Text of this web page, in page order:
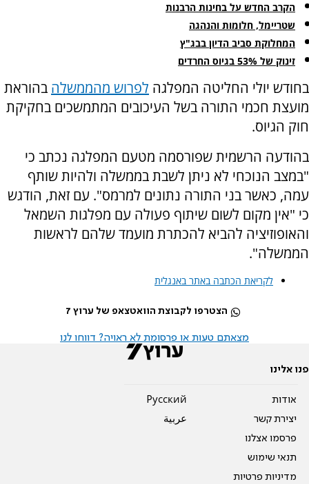
הקרב החדש על בחינות הרבנות
שטריימל, חלומות והנהגה
המחלוקת סביב הדיון בבג"ץ
זינוק של 53% בגיוס החרדים
בחודש יולי החליטה המפלגה לפרוש מהממשלה בהוראת
מועצת חכמי התורה בשל העיכובים המתמשכים בחקיקת
חוק הגיוס.
בהודעה הרשמית שפורסמה מטעם המפלגה נכתב כי
"במצב הנוכחי לא ניתן לשבת בממשלה ולהיות שותף
עמה, כאשר בני התורה נתונים למרמס". עם זאת, הודגש
כי "אין מקום לשום שיתוף פעולה עם מפלגות השמאל
והאופוזיציה להביא להכתרת מועמד שלהם לראשות
הממשלה".
לקריאת הכתבה באתר באנגלית
הצטרפו לקבוצת הוואטצאפ של ערוץ 7
מצאתם טעות או פרסומת לא ראויה? דווחו לנו
פנו אלינו
אודות
יצירת קשר
פרסמו אצלנו
תנאי שימוש
מדיניות פרטיות
Pусский
عربية